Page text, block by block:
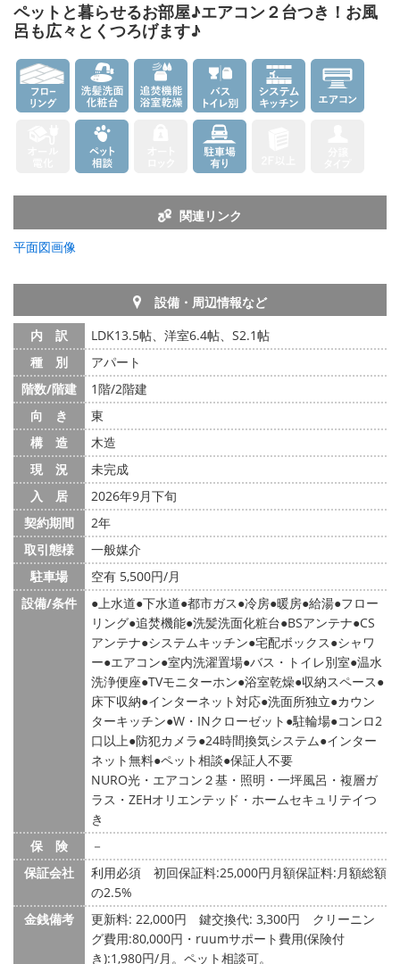
ペットと暮らせるお部屋♪エアコン２台つき！お風
呂も広々とくつろげます♪
関連リンク
平面図画像
設備・周辺情報など
内 訳
LDK13.5帖、洋室6.4帖、S2.1帖
種 別
アパート
階数/階建
1階/2階建
向 き
東
構 造
木造
現 況
未完成
入 居
2026年9月下旬
契約期間
2年
取引態様
一般媒介
駐車場
空有 5,500円/月
設備/条件
上水道 下水道 都市ガス 冷房 暖房 給湯 フロー
リング 追焚機能 洗髪洗面化粧台 BSアンテナ CS
アンテナ システムキッチン 宅配ボックス シャワ
ー エアコン 室内洗濯置場 バス・トイレ別室 温水
洗浄便座 TVモニターホン 浴室乾燥 収納スペース
床下収納 インターネット対応 洗面所独立 カウン
ターキッチン W・INクローゼット 駐輪場 コンロ2
口以上 防犯カメラ 24時間換気システム インター
ネット無料 ペット相談 保証人不要
NURO光・エアコン２基・照明・一坪風呂・複層ガ
ラス・ZEHオリエンテッド・ホームセキュリテイつ
き
保 険
－
保証会社
利用必須 初回保証料:25,000円月額保証料:月額総額
の2.5%
金銭備考
更新料: 22,000円 鍵交換代: 3,300円
クリーニン
グ費用:80,000円・ruumサポート費用(保険付
き):1,980円/月。ペット相談可。